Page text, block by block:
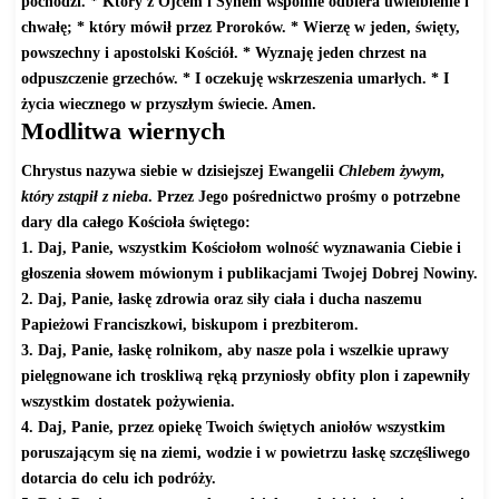
chwałę; * który mówił przez Proroków. * Wierzę w jeden, święty,
powszechny i apostolski Kościół. * Wyznaję jeden chrzest na
odpuszczenie grzechów. * I oczekuję wskrzeszenia umarłych. * I
życia wiecznego w przyszłym świecie. Amen.
Modlitwa wiernych
Chrystus nazywa siebie w dzisiejszej Ewangelii Chlebem żywym,
który zstąpił z nieba. Przez Jego pośrednictwo prośmy o potrzebne
dary dla całego Kościoła świętego:
1. Daj, Panie, wszystkim Kościołom wolność wyznawania Ciebie i
głoszenia słowem mówionym i publikacjami Twojej Dobrej Nowiny.
2. Daj, Panie, łaskę zdrowia oraz siły ciała i ducha naszemu
Papieżowi Franciszkowi, biskupom i prezbiterom.
3. Daj, Panie, łaskę rolnikom, aby nasze pola i wszelkie uprawy
pielęgnowane ich troskliwą ręką przyniosły obfity plon i zapewniły
wszystkim dostatek pożywienia.
4. Daj, Panie, przez opiekę Twoich świętych aniołów wszystkim
poruszającym się na ziemi, wodzie i w powietrzu łaskę szczęśliwego
dotarcia do celu ich podróży.